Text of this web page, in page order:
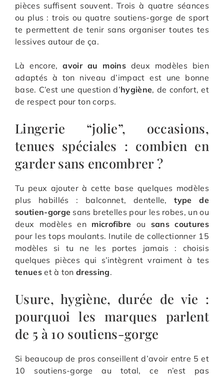
pièces suffisent souvent. Trois à quatre séances
ou plus : trois ou quatre soutiens-gorge de sport
te permettent de tenir sans organiser toutes tes
lessives autour de ça.
Là encore,avoir au moinsdeux modèles bien
adaptés à ton niveau d’impact est une bonne
base. C’est une question d’hygiène, de confort, et
de respect pour ton corps.
Lingerie “jolie”, occasions,
tenues spéciales : combien en
garder sans encombrer ?
Tu peux ajouter à cette base quelques modèles
plus habillés : balconnet, dentelle,type de
soutien-gorge sans bretelles pour les robes, un ou
deux modèles en microfibre ou sans coutures
pour les tops moulants. Inutile de collectionner 15
modèles si tu ne les portes jamais : choisis
quelques pièces qui s’intègrent vraiment à tes
tenueset à tondressing.
Usure, hygiène, durée de vie :
pourquoi les marques parlent
de 5 à 10 soutiens-gorge
Si beaucoup de pros conseillent d’avoir entre 5 et
10 soutiens-gorge au total, ce n’est pas